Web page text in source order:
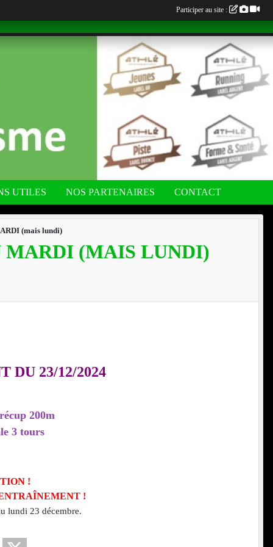
UTILES NOS PARTENAIRES CONTACT
(mais lundi)
MARDI (MAIS LUNDI)
DU 23/12/2024
récup 200m
3tours
!
!
lundi 23 décembre.
Participer au site :